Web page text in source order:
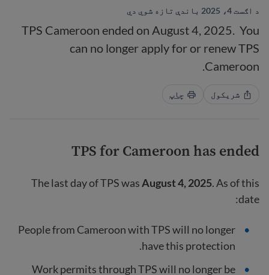
د اګست 4، 2025 باندې تازه شوي دي
TPS Cameroon ended on August 4, 2025. You
can no longer apply for or renew TPS
Cameroon.
شریکول چاپ
TPS for Cameroon has ended
The last day of TPS wasAugust 4, 2025. As of this
date:
People from Cameroon with TPS will no longer
have this protection.
Work permits through TPS will no longer be